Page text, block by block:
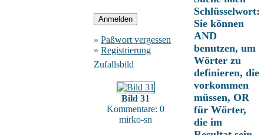
» Paßwort vergessen
» Registrierung
Zufallsbild
Bild 31
Kommentare: 0
mirko-sn
Schlüsselwort:
Sie können
AND
benutzen, um
Wörter zu
definieren, die
vorkommen
müssen, OR
für Wörter,
die im